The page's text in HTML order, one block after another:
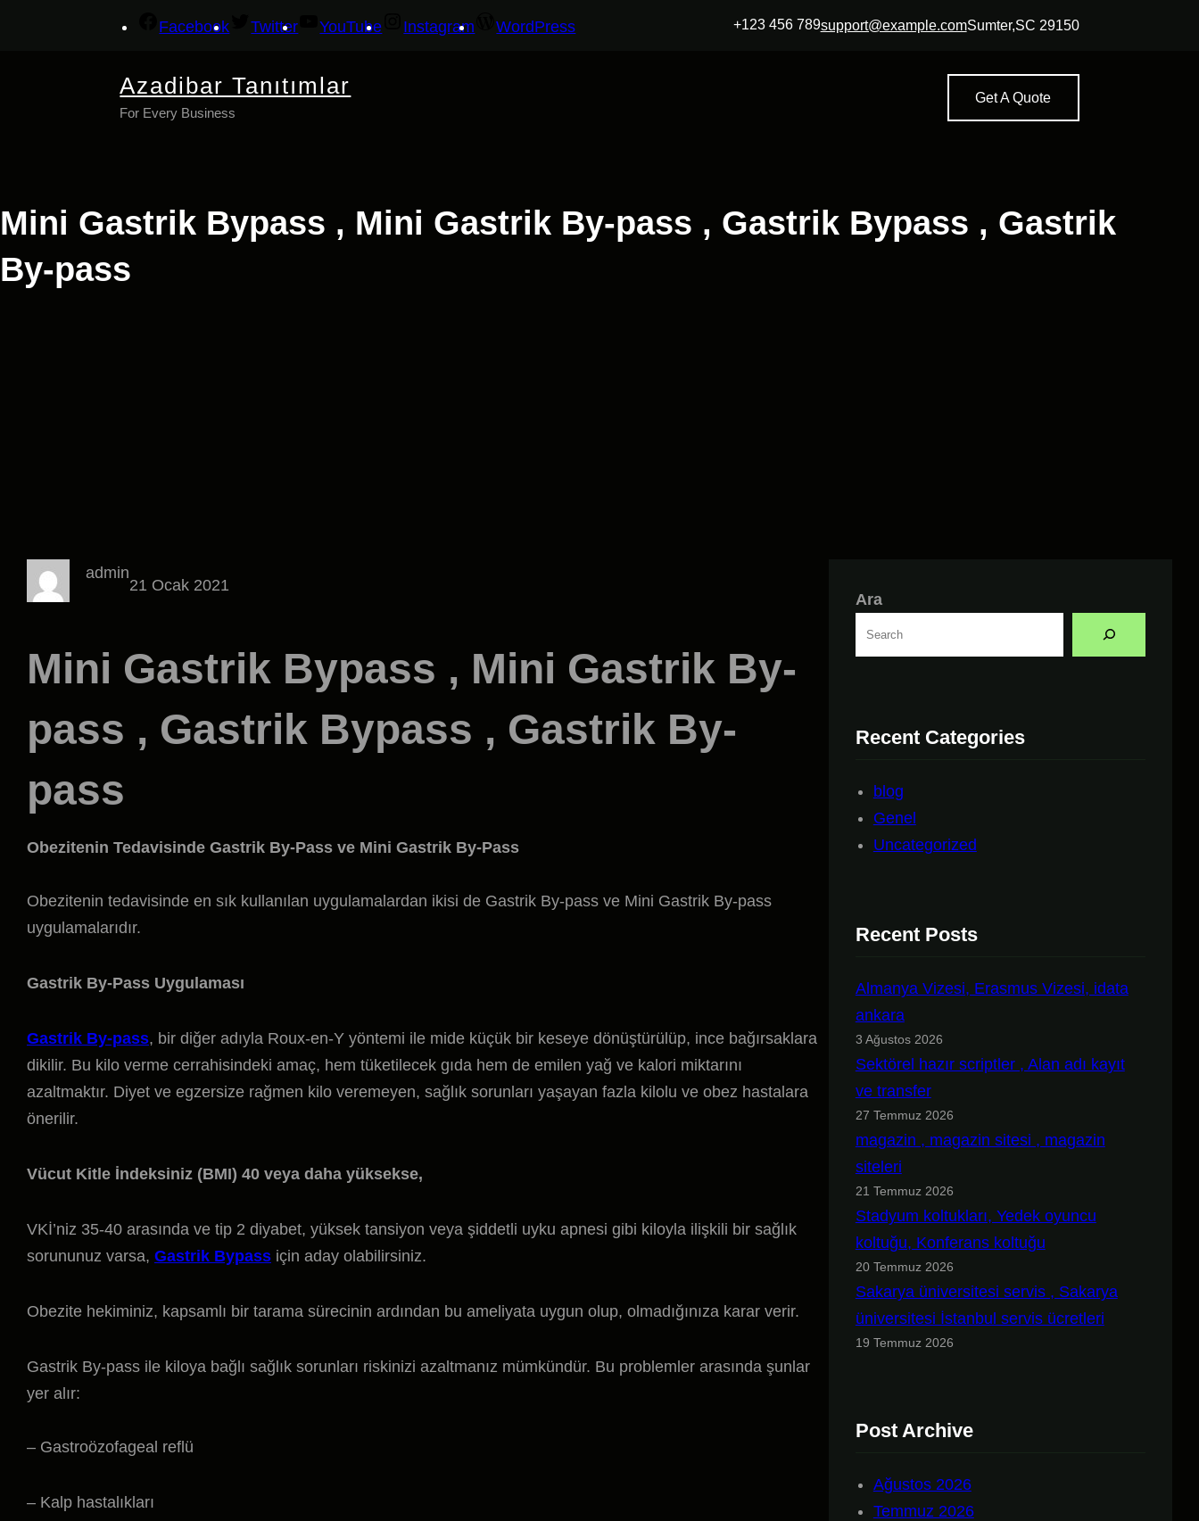
Facebook Twitter YouTube Instagram WordPress +123 456 789support@example.comSumter,SC 29150
Azadibar Tanıtımlar
For Every Business
Get A Quote
Mini Gastrik Bypass , Mini Gastrik By-pass , Gastrik Bypass , Gastrik
By-pass
admin
21 Ocak 2021
Mini Gastrik Bypass , Mini Gastrik By-
pass , Gastrik Bypass , Gastrik By-
pass
Obezitenin Tedavisinde Gastrik By-Pass ve Mini Gastrik By-Pass
Obezitenin tedavisinde en sık kullanılan uygulamalardan ikisi de Gastrik By-pass ve Mini Gastrik By-pass
uygulamalarıdır.
Gastrik By-Pass Uygulaması
Gastrik By-pass, bir diğer adıyla Roux-en-Y yöntemi ile mide küçük bir keseye dönüştürülüp, ince bağırsaklara
dikilir. Bu kilo verme cerrahisindeki amaç, hem tüketilecek gıda hem de emilen yağ ve kalori miktarını
azaltmaktır. Diyet ve egzersize rağmen kilo veremeyen, sağlık sorunları yaşayan fazla kilolu ve obez hastalara
önerilir.
Vücut Kitle İndeksiniz (BMI) 40 veya daha yüksekse,
VKİ’niz 35-40 arasında ve tip 2 diyabet, yüksek tansiyon veya şiddetli uyku apnesi gibi kiloyla ilişkili bir sağlık
sorununuz varsa, Gastrik Bypass için aday olabilirsiniz.
Obezite hekiminiz, kapsamlı bir tarama sürecinin ardından bu ameliyata uygun olup, olmadığınıza karar verir.
Gastrik By-pass ile kiloya bağlı sağlık sorunları riskinizi azaltmanız mümkündür. Bu problemler arasında şunlar
yer alır:
– Gastroözofageal reflü
– Kalp hastalıkları
Ara
Recent Categories
blog
Genel
Uncategorized
Recent Posts
Almanya Vizesi, Erasmus Vizesi, idata
ankara
3 Ağustos 2026
Sektörel hazır scriptler , Alan adı kayıt
ve transfer
27 Temmuz 2026
magazin , magazin sitesi , magazin
siteleri
21 Temmuz 2026
Stadyum koltukları, Yedek oyuncu
koltuğu, Konferans koltuğu
20 Temmuz 2026
Sakarya üniversitesi servis , Sakarya
üniversitesi İstanbul servis ücretleri
19 Temmuz 2026
Post Archive
Ağustos 2026
Temmuz 2026